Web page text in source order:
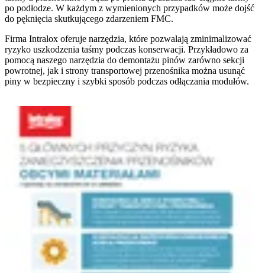
po podłodze. W każdym z wymienionych przypadków może dojść
do pęknięcia skutkującego zdarzeniem FMC.
Firma Intralox oferuje narzędzia, które pozwalają zminimalizować
ryzyko uszkodzenia taśmy podczas konserwacji. Przykładowo za
pomocą naszego narzędzia do demontażu pinów zarówno sekcji
powrotnej, jak i strony transportowej przenośnika można usunąć
piny w bezpieczny i szybki sposób podczas odłączania modułów.